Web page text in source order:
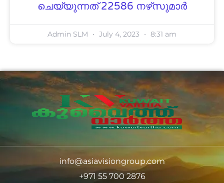
ചെയ്യുന്നത് 22586 നഴ്‌സുമാർ
Admin SLM July 4, 2023 8:31 am
info@asiavisiongroup.com
+971 55 700 2876